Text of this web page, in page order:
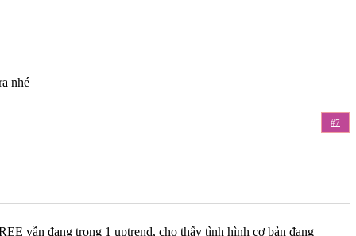
nhé
#7
vẫn đang trong 1 uptrend, cho thấy tình hình cơ bản đang